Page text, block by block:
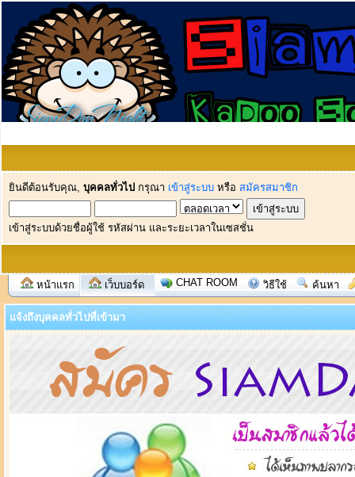
ยินดีต้อนรับคุณ, บุคคลทั่วไป กรุณา เข้าสู่ระบบ หรือ สมัครสมาชิก
เข้าสู่ระบบด้วยชื่อผู้ใช้ รหัสผ่าน และระยะเวลาในเซสชั่น
หน้าแรก เว็บบอร์ด CHAT ROOM วิธีใช้ ค้นหา
แจ้งถึงบุคคลทั่วไปที่เข้ามา